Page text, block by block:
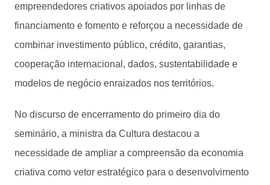
empreendedores criativos apoiados por linhas de
financiamento e fomento e reforçou a necessidade de
combinar investimento público, crédito, garantias,
cooperação internacional, dados, sustentabilidade e
modelos de negócio enraizados nos territórios.
No discurso de encerramento do primeiro dia do
seminário, a ministra da Cultura destacou a
necessidade de ampliar a compreensão da economia
criativa como vetor estratégico para o desenvolvimento